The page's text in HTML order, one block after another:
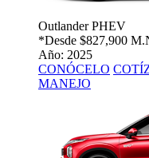
Outlander PHEV
*Desde $827,900
Año: 2025
CONÓCELO
MANEJO